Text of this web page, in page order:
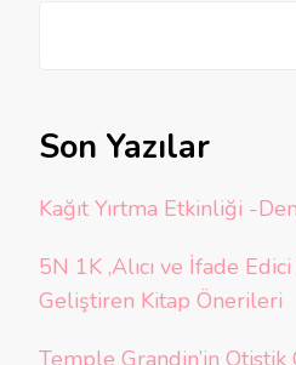
Son Yazılar
Kağıt Yırtma Etkinliği -
5N 1K ,Alıcı ve İfade
Geliştiren Kitap Önerileri